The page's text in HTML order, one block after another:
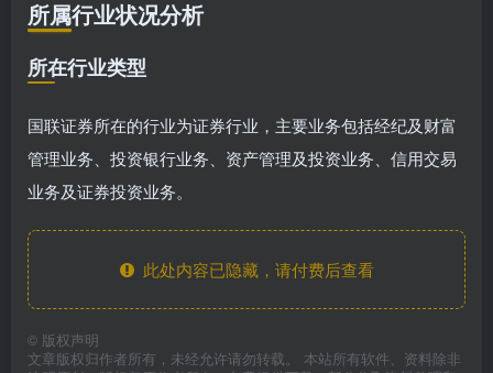
所属行业状况分析
所在行业类型
国联证券所在的行业为证券行业，主要业务包括经纪及财富
管理业务、投资银行业务、资产管理及投资业务、信用交易
业务及证券投资业务。
此处内容已隐藏，请付费后查看
© 版权声明
文章版权归作者所有，未经允许请勿转载。 本站所有软件、资料除非